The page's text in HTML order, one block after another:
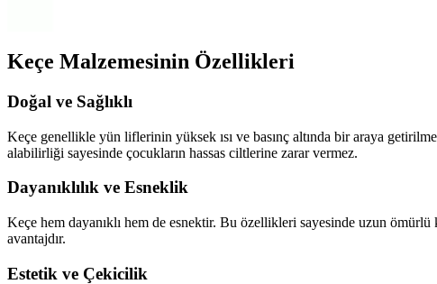
Keçe Malzemesinin Özellikleri
Doğal ve Sağlıklı
Keçe genellikle yün liflerinin yüksek ısı ve basınç altında bir araya
alabilirliği sayesinde çocukların hassas ciltlerine zarar vermez.
Dayanıklılık ve Esneklik
Keçe hem dayanıklı hem de esnektir. Bu özellikleri sayesinde uzun
avantajdır.
Estetik ve Çekicilik